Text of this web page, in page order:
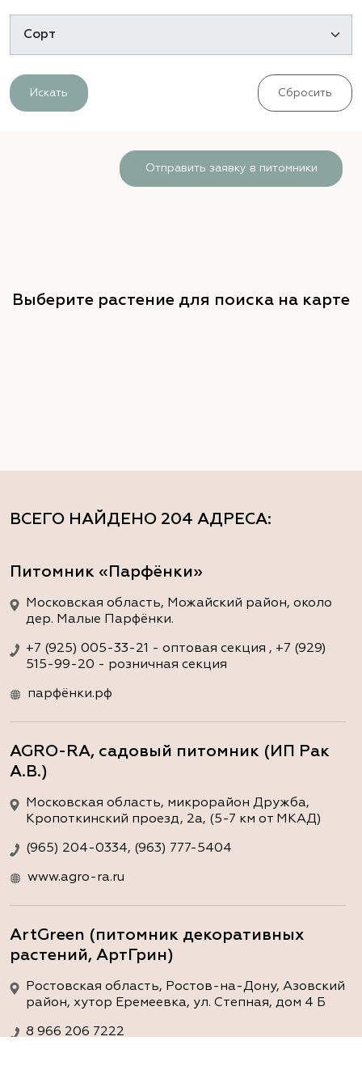
Искать Сбросить
ВСЕГО НАЙДЕНО 204 АДРЕСА:
Питомник «Парфёнки»
Московская область, Можайский район, около
дер. Малые Парфёнки.
+7 (925) 005-33-21 - оптовая секция , +7 (929)
515-99-20 - розничная секция
парфёнки.рф
AGRO-RA, садовый питомник (ИП Рак
А.В.)
Московская область, микрорайон Дружба,
Кропоткинский проезд, 2а, (5-7 км от МКАД)
(965) 204-0334, (963) 777-5404
www.agro-ra.ru
ArtGreen (питомник декоративных
растений, АртГрин)
Ростовская область, Ростов-на-Дону, Азовский
район, хутор Еремеевка, ул. Степная, дом 4 Б
8 966 206 7222
Отправить заявку в питомники
Выберите растение для поиска на карте